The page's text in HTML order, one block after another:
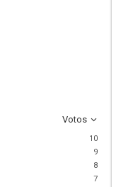
Votos
10
9
8
7